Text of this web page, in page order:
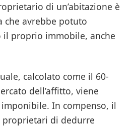
di un’abitazione è
che avrebbe potuto
proprio immobile, anche
calcolato come il 60-
dell’affitto, viene
In compenso, il
proprietari di dedurre